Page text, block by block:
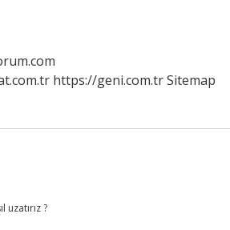
https://geni.com.trSitemap
uzatırız ?